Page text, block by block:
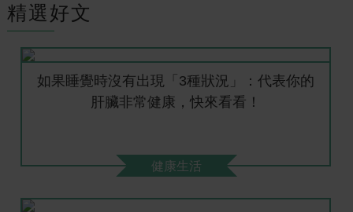
精選好文
如果睡覺時沒有出現「3種狀況」：代表你的
肝臟非常健康，快來看看！
健康生活